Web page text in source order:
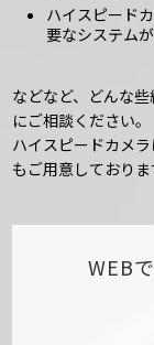
ハイスピード
要なシステム
などなど、どんな
にご相談ください。
ハイスピードカメ
もご用意しており
WEB